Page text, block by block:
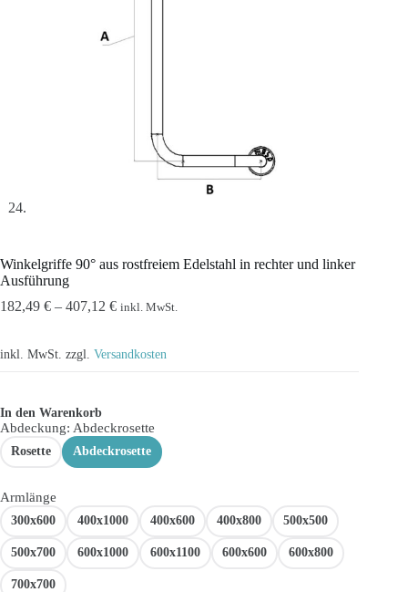
Winkelgriffe 90° aus rostfreiem Edelstahl in rechter und linker
Ausführung
182,49 € – 407,12 € inkl. MwSt.
inkl. MwSt. zzgl. Versandkosten
In den Warenkorb
Abdeckung: Abdeckrosette
Rosette Abdeckrosette
Armlänge
300x600 400x1000 400x600 400x800 500x500
500x700 600x1000 600x1100 600x600 600x800
700x700